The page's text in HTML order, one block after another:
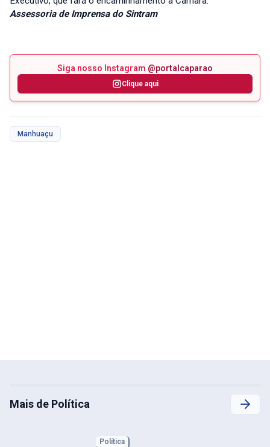
Assessoria de Imprensa do Sintram
Siga nosso Instagram @portalcaparao
Clique aqui
Manhuaçu
Mais de Política
Política